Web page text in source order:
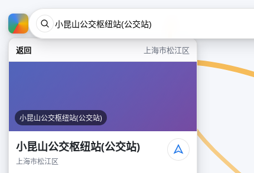
返回 上海市松江区
小昆山公交枢纽站(公交站)
小昆山公交枢纽站(公交站)
上海市松江区